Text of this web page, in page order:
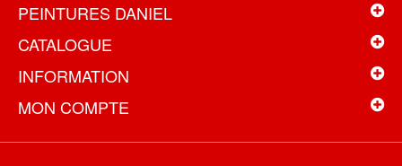
PEINTURES DANIEL
CATALOGUE
INFORMATION
MON COMPTE